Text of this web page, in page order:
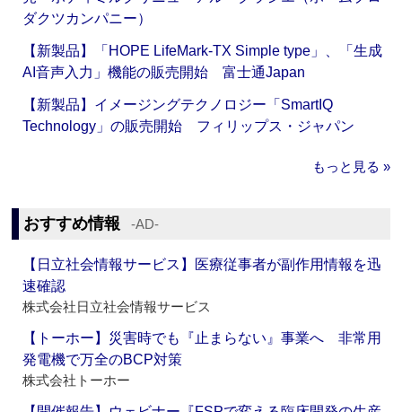
ダクツカンパニー）
【新製品】「HOPE LifeMark-TX Simple type」、「生成
AI音声入力」機能の販売開始 富士通Japan
【新製品】イメージングテクノロジー「SmartIQ
Technology」の販売開始 フィリップス・ジャパン
もっと見る »
おすすめ情報 ‐AD‐
【日立社会情報サービス】医療従事者が副作用情報を迅
速確認
株式会社日立社会情報サービス
【トーホー】災害時でも『止まらない』事業へ 非常用
発電機で万全のBCP対策
株式会社トーホー